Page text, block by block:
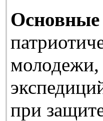
Основные
молодежи,
при